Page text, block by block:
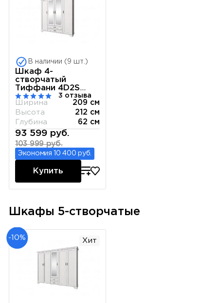
В наличии (9 шт.)
Шкаф 4-
створчатый
Тиффани 4D2S
вудлайн кремовый
3 отзыва
Ширина
209 см
Высота
212 см
Глубина
62 см
93 599 руб.
103 999 руб.
Экономия 10 400 руб.
Купить
Шкафы 5-створчатые
-10% Хит